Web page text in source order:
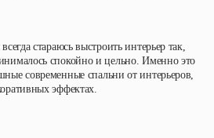
стараюсь выстроить интерьер так,
спокойно и цельно. Именно это
современные спальни от интерьеров,
эффектах.